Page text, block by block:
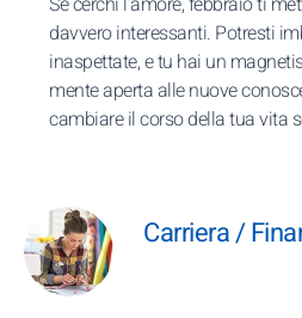
davvero interessanti. Potresti
inaspettate, e tu hai un
mente aperta alle nuove
cambiare il corso della tua vita
Carriera /